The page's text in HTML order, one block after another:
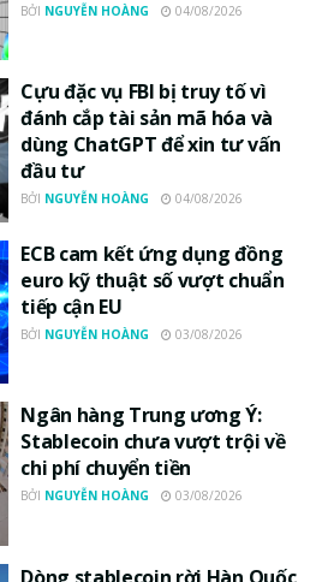
BỞI NGUYỄN HOÀNG 04/08/2026
Cựu đặc vụ FBI bị truy tố vì
đánh cắp tài sản mã hóa và
dùng ChatGPT để xin tư vấn
đầu tư
BỞI NGUYỄN HOÀNG 04/08/2026
ECB cam kết ứng dụng đồng
euro kỹ thuật số vượt chuẩn
tiếp cận EU
BỞI NGUYỄN HOÀNG 03/08/2026
Ngân hàng Trung ương Ý:
Stablecoin chưa vượt trội về
chi phí chuyển tiền
BỞI NGUYỄN HOÀNG 03/08/2026